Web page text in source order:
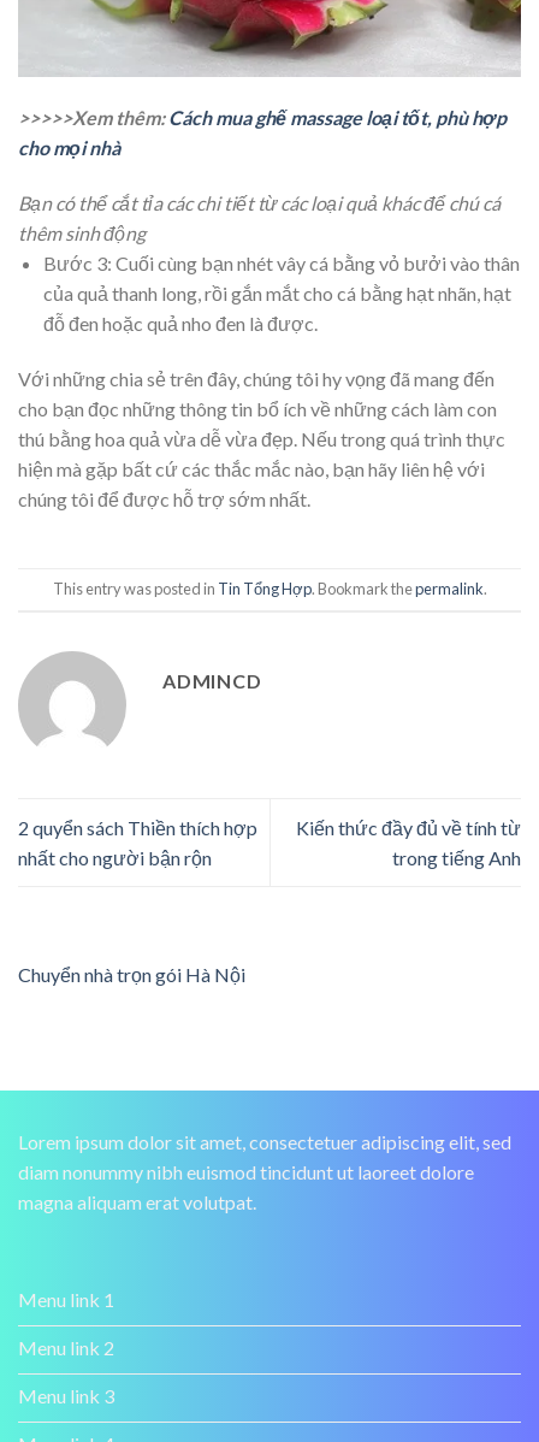
>>>>>Xem thêm:Cách mua ghế massage loại tốt, phù hợp
cho mọi nhà
Bạn có thể cắt tỉa các chi tiết từ các loại quả khác để chú cá
thêm sinh động
Bước 3: Cuối cùng bạn nhét vây cá bằng vỏ bưởi vào thân
của quả thanh long, rồi gắn mắt cho cá bằng hạt nhãn, hạt
đỗ đen hoặc quả nho đen là được.
Với những chia sẻ trên đây, chúng tôi hy vọng đã mang đến
cho bạn đọc những thông tin bổ ích về những cách làm con
thú bằng hoa quả vừa dễ vừa đẹp. Nếu trong quá trình thực
hiện mà gặp bất cứ các thắc mắc nào, bạn hãy liên hệ với
chúng tôi để được hỗ trợ sớm nhất.
This entry was posted in Tin Tổng Hợp. Bookmark thepermalink.
ADMINCD
2 quyển sách Thiền thích hợp
nhất cho người bận rộn
Kiến thức đầy đủ về tính từ
trong tiếng Anh
Chuyển nhà trọn gói Hà Nội
Lorem ipsum dolor sit amet, consectetuer adipiscing elit, sed
diam nonummy nibh euismod tincidunt ut laoreet dolore
magna aliquam erat volutpat.
Menu link 1
Menu link 2
Menu link 3